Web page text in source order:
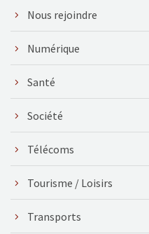
Nous rejoindre
Numérique
Santé
Société
Télécoms
Tourisme / Loisirs
Transports